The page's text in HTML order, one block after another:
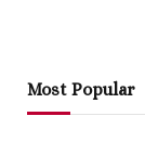
Most Popular